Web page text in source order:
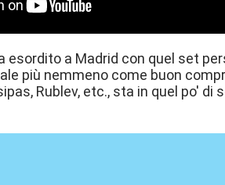
esordito a Madrid con quel set
più nemmeno come buon
Rublev, etc., sta in quel po'